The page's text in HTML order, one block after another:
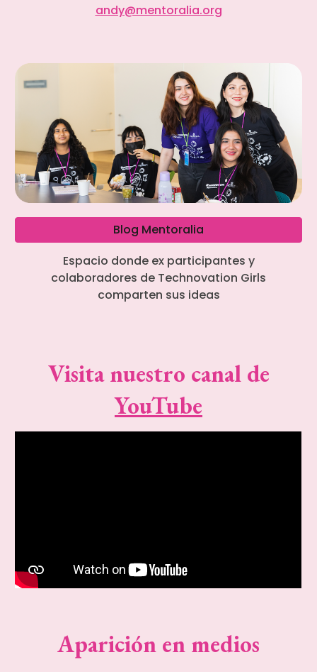
andy@mentoralia.org
Blog Mentoralia
Espacio donde ex participantes y
colaboradores de Technovation Girls
comparten sus ideas
Visita nuestro canal de
YouTube
Aparición en medios